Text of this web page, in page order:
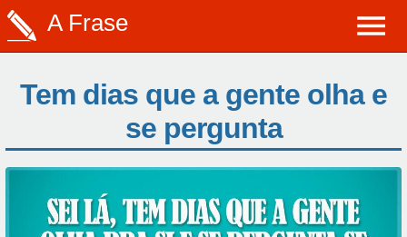
A Frase
Tem dias que a gente olha e
se pergunta